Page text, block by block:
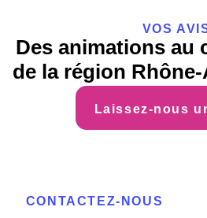
VOS
Des animations au
de la région
Laissez-nous
CONTACTEZ-NOUS